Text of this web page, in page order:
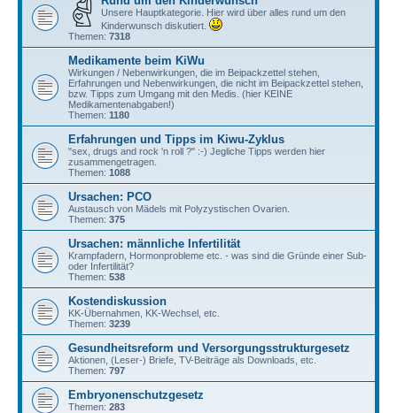
Unsere Hauptkategorie. Hier wird über alles rund um den
Kinderwunsch diskutiert.
Themen: 7318
Medikamente beim KiWu
Wirkungen / Nebenwirkungen, die im Beipackzettel stehen,
Erfahrungen und Nebenwirkungen, die nicht im Beipackzettel stehen,
bzw. Tipps zum Umgang mit den Medis. (hier KEINE
Medikamentenabgaben!)
Themen: 1180
Erfahrungen und Tipps im Kiwu-Zyklus
"sex, drugs and rock 'n roll ?" :-) Jegliche Tipps werden hier
zusammengetragen.
Themen: 1088
Ursachen: PCO
Austausch von Mädels mit Polyzystischen Ovarien.
Themen: 375
Ursachen: männliche Infertilität
Krampfadern, Hormonprobleme etc. - was sind die Gründe einer Sub-
oder Infertilität?
Themen: 538
Kostendiskussion
KK-Übernahmen, KK-Wechsel, etc.
Themen: 3239
Gesundheitsreform und Versorgungsstrukturgesetz
Aktionen, (Leser-) Briefe, TV-Beiträge als Downloads, etc.
Themen: 797
Embryonenschutzgesetz
Themen: 283